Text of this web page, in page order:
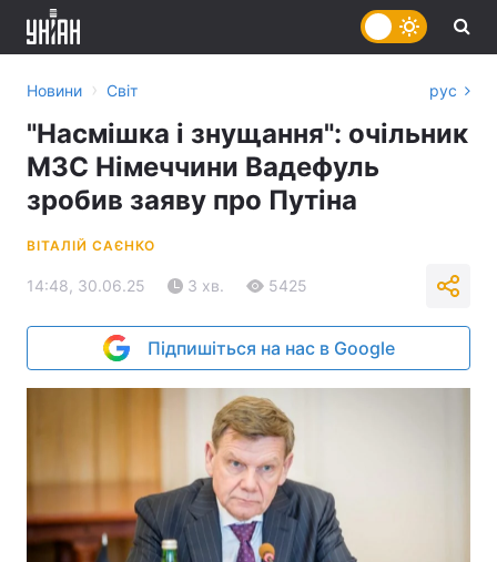
Новини › Світ рус
"Насмішка і знущання": очільник
МЗС Німеччини Вадефуль
зробив заяву про Путіна
ВІТАЛІЙ САЄНКО
14:48, 30.06.25 3 хв. 5425
Підпишіться на нас в Google